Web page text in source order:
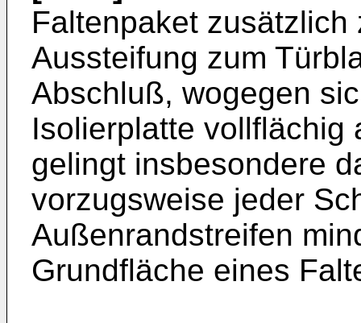
Faltenpaket zusätzlich
Aussteifung zum
Abschluß, wogegen
Isolierplatte vollflächig
gelingt insbesondere
vorzugsweise jeder
Außenrandstreifen
Grundfläche eines